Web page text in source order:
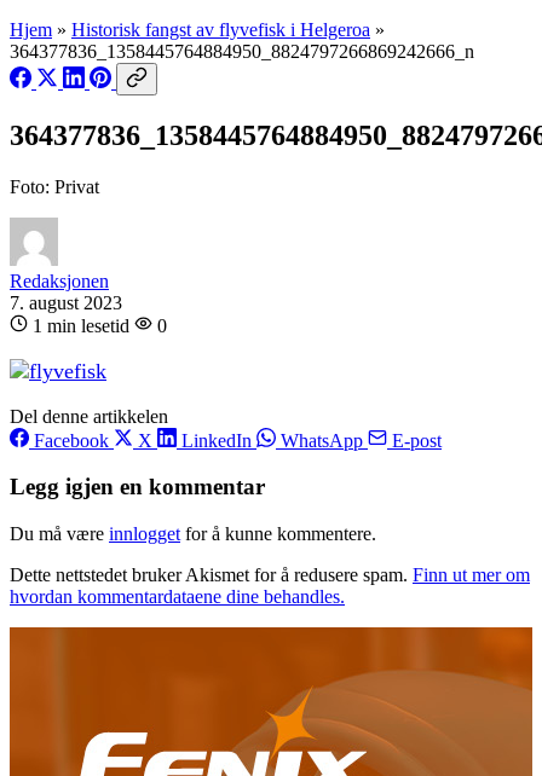
Hjem » Historisk fangst av flyvefisk i Helgeroa »
364377836_1358445764884950_8824797266869242666_n
Foto: Privat
Redaksjonen
7. august 2023
1 min lesetid
0
Del denne artikkelen
Facebook
X LinkedIn WhatsApp E-post
Legg igjen en kommentar
Du må være innlogget for å kunne kommentere.
Dette nettstedet bruker Akismet for å redusere spam. Finn ut mer om
hvordan kommentardataene dine behandles.